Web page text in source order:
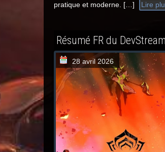
pratique et moderne. […]
Lire
Résumé FR du
28 avril 2026